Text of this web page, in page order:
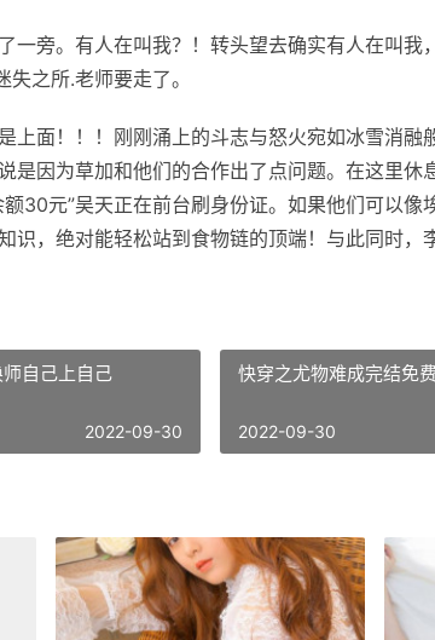
一旁。有人在叫我？！转头望去确实有人在叫我
之所.老师要走了。
上面！！！刚刚涌上的斗志与怒火宛如冰雪消融
是因为草加和他们的合作出了点问题。在这里休
30元”吴天正在前台刷身份证。如果他们可以像
识，绝对能轻松站到食物链的顶端！与此同时，
自己上自己
2022-09-30
快穿之尤物难成完结免
2022-09-30